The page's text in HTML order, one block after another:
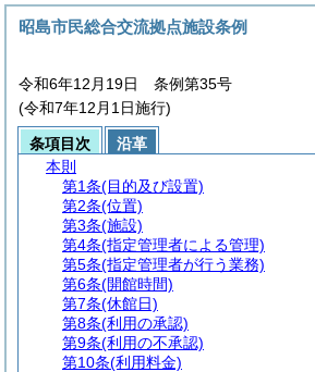
昭島市民総合交流拠点施設条例
令和6年12月19日 条例第35号
(令和7年12月1日施行)
条項目次
沿革
本則
第1条(目的及び設置)
第2条(位置)
第3条(施設)
第4条(指定管理者による管理)
第5条(指定管理者が行う業務)
第6条(開館時間)
第7条(休館日)
第8条(利用の承認)
第9条(利用の不承認)
第10条(利用料金)